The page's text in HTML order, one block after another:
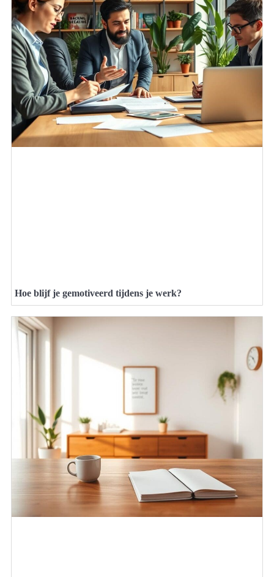
Hoe blijf je gemotiveerd tijdens je werk?